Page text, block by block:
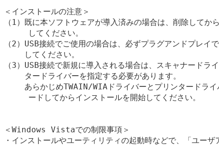
＜インストールの注意＞
（1）既に本ソフトウェアが導入済みの場合は、削除してか
     してください。
（2）USB接続でご使用の場合は、必ずプラグアンドプレイ
してください。
（3）USB接続で新規に導入される場合は、スキャナードラ
タードライバーを指定する必要があります。
あらかじめTWAIN/WIAドライバーとプリンタードライ
     ードしてからインストールを開始してください。
＜Windows Vistaでの制限事項＞
・インストールやユーティリティの起動時などで、「ユーザ